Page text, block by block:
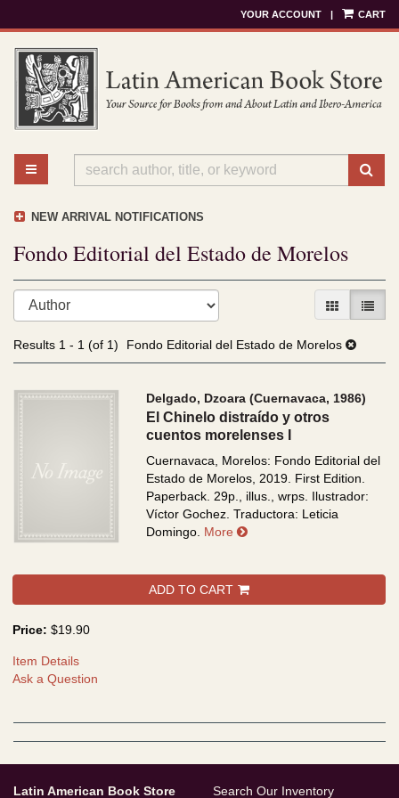
to
main
content
YOUR ACCOUNT | CART
TOGGLE MAIN NAVIGATION
NEW ARRIVAL NOTIFICATIONS
Fondo Editorial del Estado de Morelos
Refine
search
results
Skip
results
GALLERY
LIST
Results 1 - 1 (of 1) Fondo Editorial del Estado de Morelos
Delgado, Dzoara (Cuernavaca, 1986)
El Chinelo distraído y otros
cuentos morelenses I
Cuernavaca, Morelos: Fondo Editorial del
Estado de Morelos, 2019. First Edition.
Paperback. 29p., illus., wrps. Ilustrador:
Víctor Gochez. Traductora: Leticia
Domingo. More about El Chinelo distraído
ADD TO CART
Price: $19.90
Item Details
Ask a Question
Latin American Book Store Search Our Inventory